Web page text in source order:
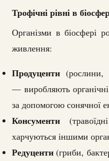
Трофічні рівні в
Організми в біосфері
живлення:
Продуценти (рослини,
— виробляють
за допомогою сонячної
Консументи
харчуються іншими
Редуценти (гриби,